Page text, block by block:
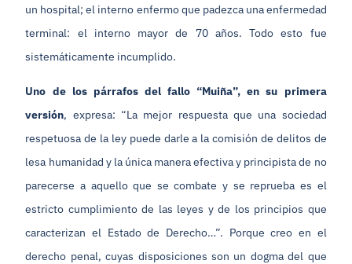
un hospital; el interno enfermo que padezca una enfermedad
terminal: el interno mayor de 70 años. Todo esto fue
sistemáticamente incumplido.
Uno de los párrafos del fallo “Muiña”, en su primera
versión, expresa: “La mejor respuesta que una sociedad
respetuosa de la ley puede darle a la comisión de delitos de
lesa humanidad y la única manera efectiva y principista de no
parecerse a aquello que se combate y se reprueba es el
estricto cumplimiento de las leyes y de los principios que
caracterizan el Estado de Derecho…”. Porque creo en el
derecho penal, cuyas disposiciones son un dogma del que